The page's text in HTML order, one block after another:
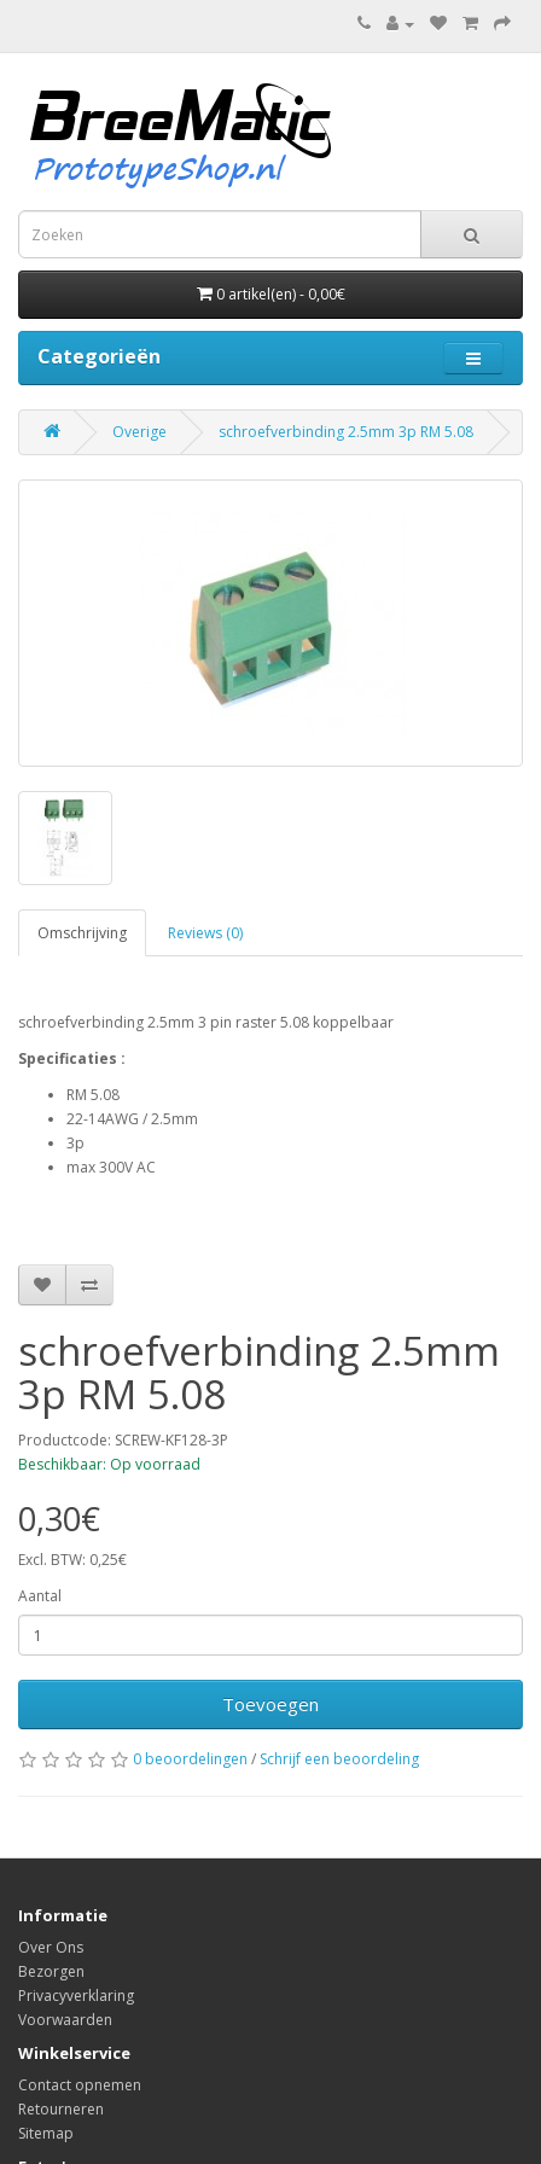
0 artikel(en) - 0,00€
Categorieën
Overige schroefverbinding 2.5mm 3p RM 5.08
Omschrijving Reviews (0)
schroefverbinding 2.5mm 3 pin raster 5.08 koppelbaar
Specificaties :
RM 5.08
22-14AWG / 2.5mm
3p
max 300V AC
schroefverbinding 2.5mm
3p RM 5.08
Productcode: SCREW-KF128-3P
Beschikbaar: Op voorraad
0,30€
Excl. BTW: 0,25€
Aantal
Toevoegen
0 beoordelingen / Schrijf een beoordeling
Informatie
Over Ons
Bezorgen
Privacyverklaring
Voorwaarden
Winkelservice
Contact opnemen
Retourneren
Sitemap